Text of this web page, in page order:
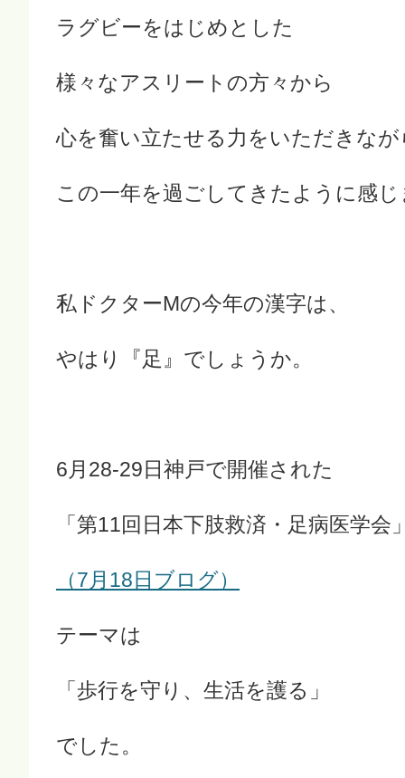
ラグビーをはじめとした
様々なアスリートの方々から
心を奮い立たせる力をいただきなが
この一年を過ごしてきたように感
私ドクターMの今年の漢字は、
やはり『足』でしょうか。
6月28-29日神戸で開催された
「第11回日本下肢救済・足病医学会
（7月18日ブログ）
テーマは
「歩行を守り、生活を護る」
でした。